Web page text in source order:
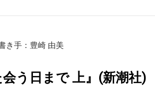
き手：豊崎 由美
会う日まで 上』(新潮社)